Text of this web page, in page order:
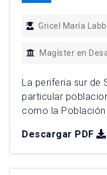
Gricel María
Magíster en
La periferia sur de
particular
como la Población
Estado. Pero el
aparente ausencia
descoordinación
Descargar PDF